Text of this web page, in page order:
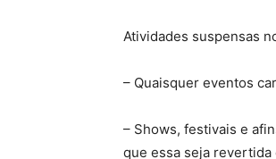
Atividades suspensas
– Quaisquer eventos
– Shows, festivais e
que essa seja revertida